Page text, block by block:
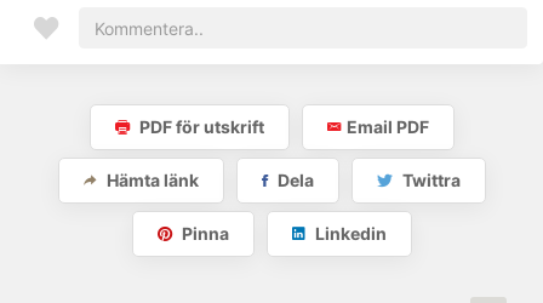
PDF för utskrift Email PDF
Hämta länk Dela Twittra
Pinna Linkedin